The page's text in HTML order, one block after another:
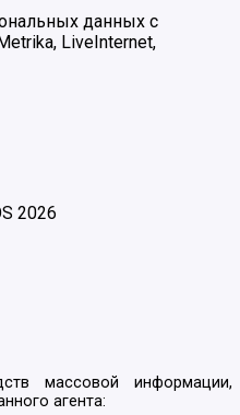
данных с
LiveInternet,
2026
массовой информации,
агента: